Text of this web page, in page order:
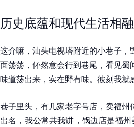
历史底蕴和现代生活相融
这介嘛，汕头电视塔附近的小巷子
面荡荡，伓然意会行到巷尾，看见
味道荡出来，实在野有味。彼刻我
巷子里头，有几家老字号店，卖福
出名，我公常共我讲，锅边店是福